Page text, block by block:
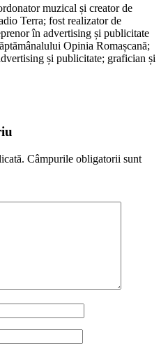
muzical și creator de
Terra; fost realizator de
în advertising și publicitate
Opinia Romașcană;
și publicitate; grafician și
Câmpurile obligatorii sunt